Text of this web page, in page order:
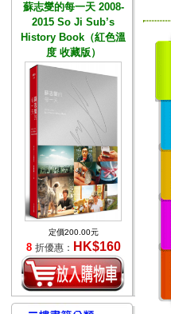
蘇志燮的每一天 2008-
2015 So Ji Sub’s
History Book（紅色溫
度 收藏版）
定價200.00元
8 折優惠： HK$160